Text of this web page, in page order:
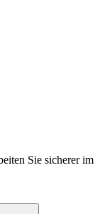
Sie sicherer im